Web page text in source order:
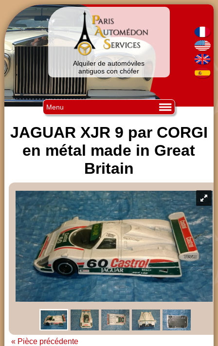
Alquiler de automóviles
antiguos con chófer
Menu
JAGUAR XJR 9 par CORGI
en métal made in Great
Britain
« Pièce précédente